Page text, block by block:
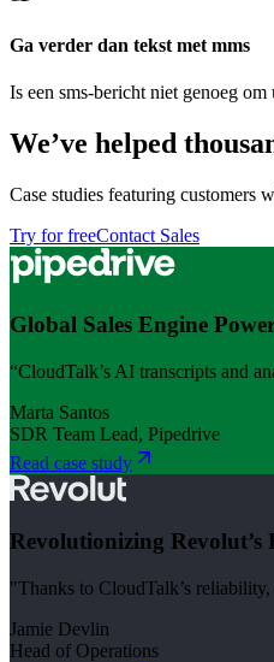
Ga verder dan tekst met mms
Is een sms-bericht niet genoeg
We’ve helped
Case studies featuring customers
Try for freeContact Sales
Global Sales Engine
“CloudTalk’s AI transcripts and
Marta Santos
SDR Team Lead, Pipedrive
Read case study
Revolutionizing
"Thanks to CloudTalk’s
Jamie Devlin
Head of Operations